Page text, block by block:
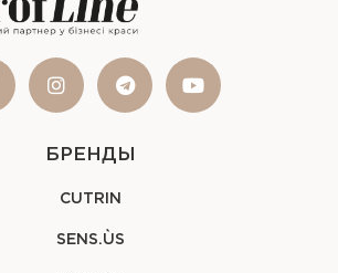
БРЕНДЫ
CUTRIN
SENS.ÙS